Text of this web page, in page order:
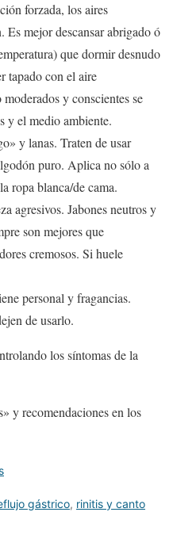
forzada, los aires
mejor descansar abrigado ó
que dormir desnudo
tapado con el aire
y conscientes se
y el medio ambiente.
y lanas. Traten de usar
puro. Aplica no sólo a
ropa blanca/de cama.
agresivos. Jabones neutros y
son mejores que
cremosos. Si huele
personal y fragancias.
de usarlo.
los síntomas de la
y recomendaciones en los
gástrico, rinitis y canto